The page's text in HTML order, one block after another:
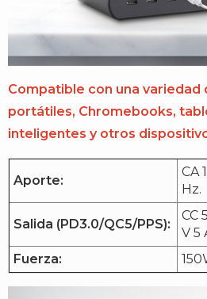
Compatible con una variedad
portátiles, Chromebooks,
inteligentes y otros
Aporte:
CA
Hz.
Salida (PD3.0/QC5/PPS):
CC
V 5
Fuerza: